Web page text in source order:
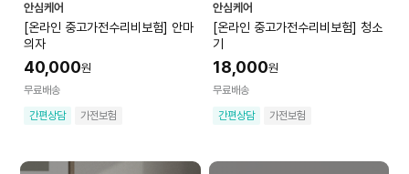
안심케어
[온라인 중고가전수리비보험] 안마
의자
40,000원
무료배송
간편상담
가전보험
안심케어
[온라인 중고가전수리비보험] 청소
기
18,000원
무료배송
간편상담
가전보험